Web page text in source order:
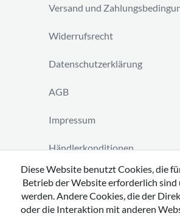
Versand und
Widerrufsrecht
Datenschutzerklärung
AGB
Impressum
Händlerkonditionen
Vertrag widerrufen
Diese Website benutzt Cookies, die
Betrieb der Website erforderlich sind
werden. Andere Cookies, die der
oder die Interaktion mit anderen